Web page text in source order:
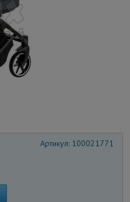
Артикул: 100021771